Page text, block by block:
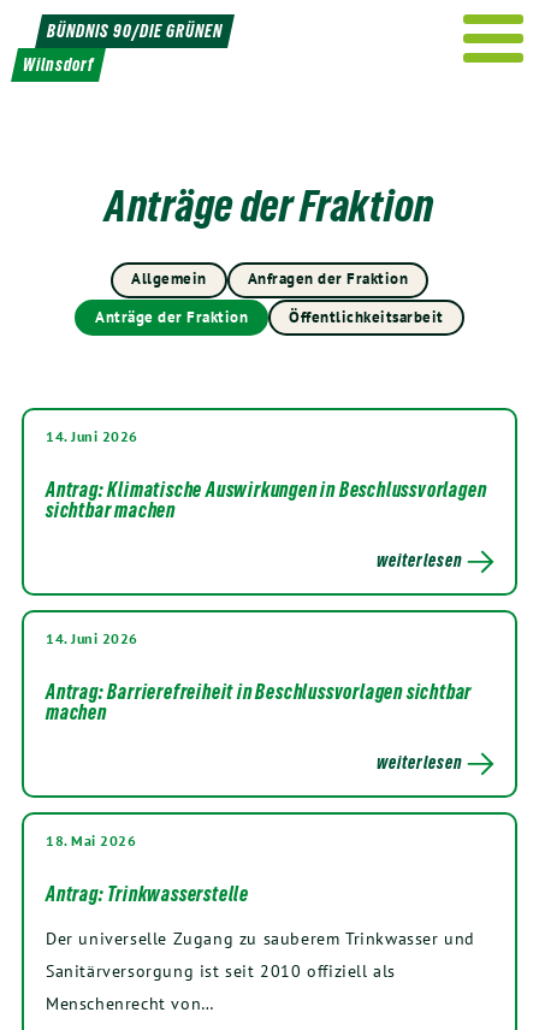
Weiter
zum
Inhalt
BÜNDNIS 90/DIE GRÜNEN
Wilnsdorf
Anträge der Fraktion
Allgemein
Anfragen der Fraktion
Anträge der Fraktion
Öffentlichkeitsarbeit
14. Juni 2026
Antrag: Klimatische Auswirkungen in Beschlussvorlagen
sichtbar machen
weiterlesen
14. Juni 2026
Antrag: Barrierefreiheit in Beschlussvorlagen sichtbar
machen
weiterlesen
18. Mai 2026
Antrag: Trinkwasserstelle
Der universelle Zugang zu sauberem Trinkwasser und
Sanitärversorgung ist seit 2010 offiziell als
Menschenrecht von…